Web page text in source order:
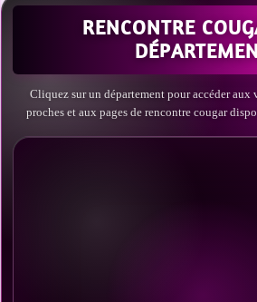
RENCONTRE
Cliquez sur un département pour accéder
proches et aux pages de rencontre cougar